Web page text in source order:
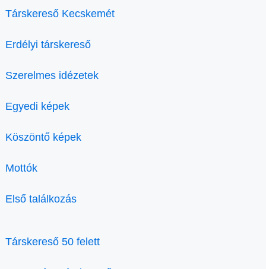
Társkereső Kecskemét
Erdélyi társkereső
Szerelmes idézetek
Egyedi képek
Köszöntő képek
Mottók
Első találkozás
Társkereső 50 felett